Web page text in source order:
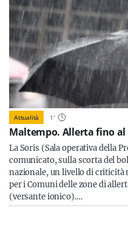
Attualità 1'
Maltempo. Allerta fino
La Soris (Sala operativa della
comunicato, sulla scorta del
nazionale, un livello di criticità
per i Comuni delle zone di
(versante ionico).…